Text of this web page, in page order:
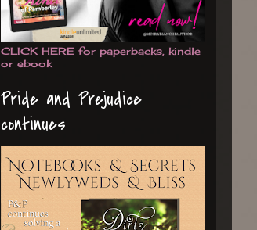
CLICK HERE for paperbacks, kindle
or ebook
Pride and Prejudice
continues